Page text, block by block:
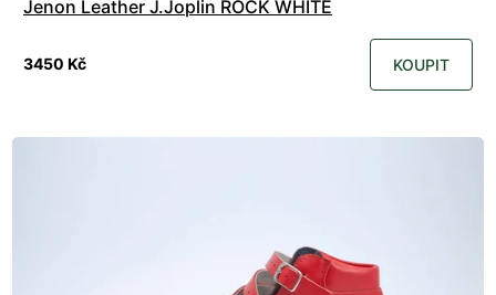
Jenon Leather J.Joplin ROCK WHITE
3450 Kč KOUPIT